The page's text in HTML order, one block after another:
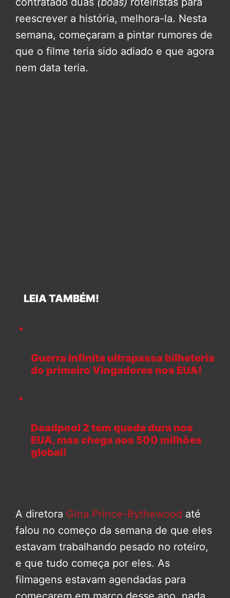
reescrever a história, melhora-la. Nesta
semana, começaram a pintar rumores de
que o filme teria sido adiado e que agora
nem data teria.
LEIA TAMBÉM!
Guerra Infinita ultrapassa bilheteria
do primeiro Vingadores nos EUA!
Deadpool 2 tem queda dura nos
EUA, mas chega aos 500 milhões
global!
A diretora Gina Prince-Bythewood até
falou no começo da semana de que eles
estavam trabalhando pesado no roteiro,
e que tudo começa por eles. As
filmagens estavam agendadas para